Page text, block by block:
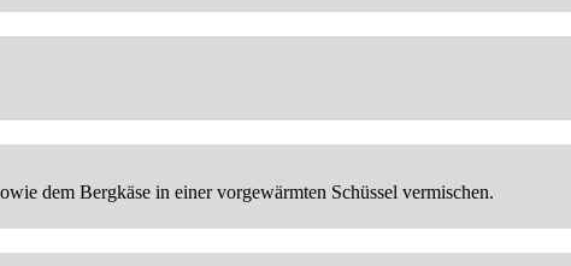
dem Bergkäse in einer vorgewärmten Schüssel vermischen.